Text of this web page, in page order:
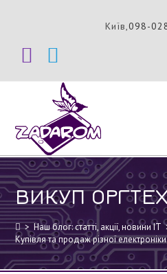
Київ, 098-
ВИКУП
> Наш блог: статті, акції, новини IT
Купівля та продаж різної